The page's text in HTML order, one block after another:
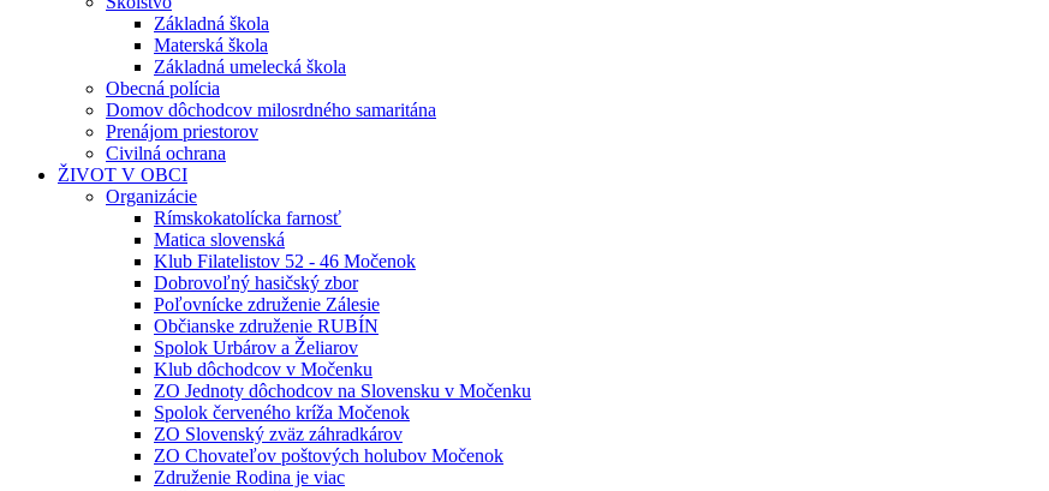
Základná škola
Materská škola
Základná umelecká škola
Obecná polícia
Domov dôchodcov milosrdného samaritána
Prenájom priestorov
Civilná ochrana
ŽIVOT V OBCI
Organizácie
Rímskokatolícka farnosť
Matica slovenská
Klub Filatelistov 52 - 46 Močenok
Dobrovoľný hasičský zbor
Poľovnícke združenie Zálesie
Občianske združenie RUBÍN
Spolok Urbárov a Želiarov
Klub dôchodcov v Močenku
ZO Jednoty dôchodcov na Slovensku v Močenku
Spolok červeného kríža Močenok
ZO Slovenský zväz záhradkárov
ZO Chovateľov poštových holubov Močenok
Združenie Rodina je viac